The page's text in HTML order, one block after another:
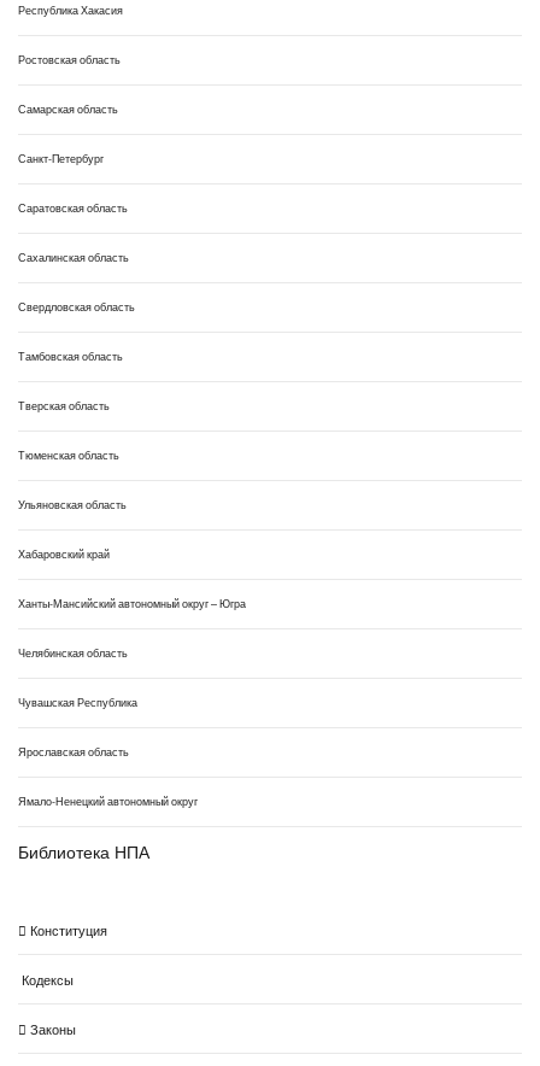
Республика Хакасия
Ростовская область
Самарская область
Санкт-Петербург
Саратовская область
Сахалинская область
Свердловская область
Тамбовская область
Тверская область
Тюменская область
Ульяновская область
Хабаровский край
Ханты-Мансийский автономный округ – Югра
Челябинская область
Чувашская Республика
Ярославская область
Ямало-Ненецкий автономный округ
Библиотека НПА
Конституция
Кодексы
Законы